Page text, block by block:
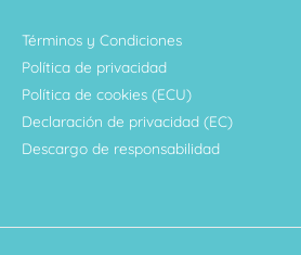
Términos y Condiciones
Política de privacidad
Política de cookies (ECU)
Declaración de privacidad (EC)
Descargo de responsabilidad